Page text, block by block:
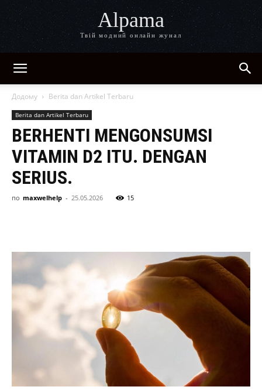
Alpama
Твій модний онлайн жунал
Додому Berita dan Artikel Terbaru
Berita dan Artikel Terbaru
BERHENTI MENGONSUMSI
VITAMIN D2 ITU. DENGAN
SERIUS.
по maxwelhelp - 25.05.2026 15